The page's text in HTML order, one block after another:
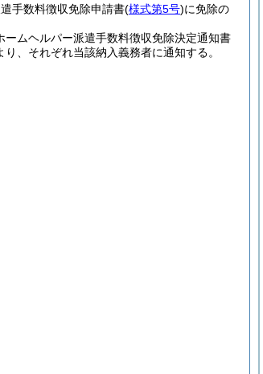
手数料徴収免除申請書(様式第5号)に免除の
ムヘルパー派遣手数料徴収免除決定通知書
り、それぞれ当該納入義務者に通知する。